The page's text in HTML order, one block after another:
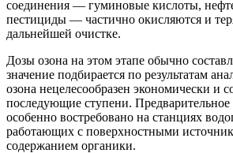
соединения — гуминовые кислоты,
пестициды — частично окисляются и
дальнейшей очистке.
Дозы озона на этом этапе обычно
значение подбирается по результатам
озона нецелесообразен экономически и
последующие ступени. Предварительное
особенно востребовано на станциях
работающих с поверхностными
содержанием органики.